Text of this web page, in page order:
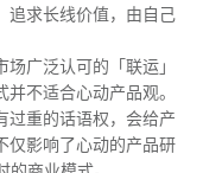
追求长线价值，由自己
广泛认可的「联运」
不适合心动产品观。
过重的话语权，会给产
仅影响了心动的产品研